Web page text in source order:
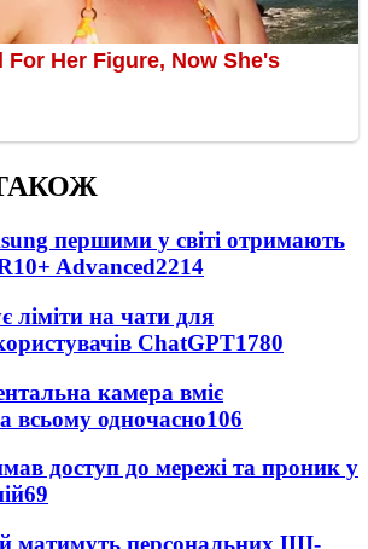
першими у світі отримають
Advanced2214
ліміти на чати для
ChatGPT1780
камера вміє
всьому одночасно106
доступ до мережі та проник у
69
матимуть персональних ШІ-